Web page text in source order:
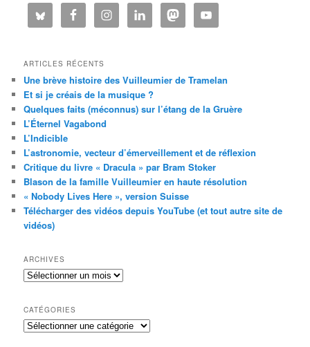
ARTICLES RÉCENTS
Une brève histoire des Vuilleumier de Tramelan
Et si je créais de la musique ?
Quelques faits (méconnus) sur l’étang de la Gruère
L’Éternel Vagabond
L’Indicible
L’astronomie, vecteur d’émerveillement et de réflexion
Critique du livre « Dracula » par Bram Stoker
Blason de la famille Vuilleumier en haute résolution
« Nobody Lives Here », version Suisse
Télécharger des vidéos depuis YouTube (et tout autre site de
vidéos)
ARCHIVES
Archives
CATÉGORIES
Catégories